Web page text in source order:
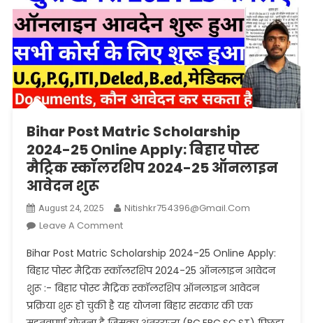
ऑनलाइन
आवेदन
शुरू
Bihar Post Matric Scholarship
2024-25 Online Apply: बिहार पोस्ट
मैट्रिक स्कॉलरशिप 2024-25 ऑनलाइन
आवेदन शुरू
August 24, 2025
Nitishkr754396@gmail.com
Leave A CommentOn
Post
Matric
Scholarship
2024-
Bihar Post Matric Scholarship 2024-25 Online Apply:
बिहार पोस्ट मैट्रिक स्कॉलरशिप 2024-25 ऑनलाइन आवेदन
शुरू :- बिहार पोस्ट मैट्रिक स्कॉलरशिप ऑनलाइन आवेदन
प्रक्रिया शुरू हो चुकी है यह योजना बिहार सरकार की एक